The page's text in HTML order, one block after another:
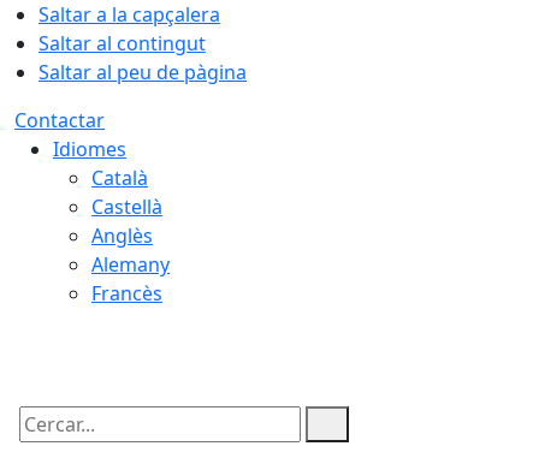
Saltar a la capçalera
Saltar al contingut
Saltar al peu de pàgina
Contactar
Idiomes
Català
Castellà
Anglès
Alemany
Francès
Cercar: